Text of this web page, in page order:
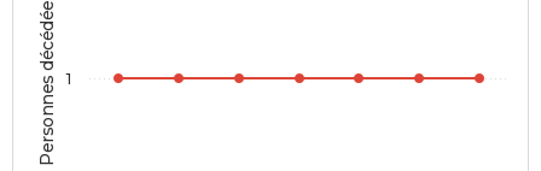
Personnes décédées 1